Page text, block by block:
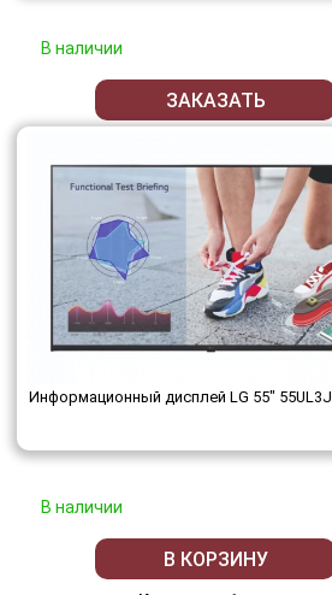
В наличии
ЗАКАЗАТЬ
Информационный дисплей LG 55" 55UL3J
В наличии
В КОРЗИНУ